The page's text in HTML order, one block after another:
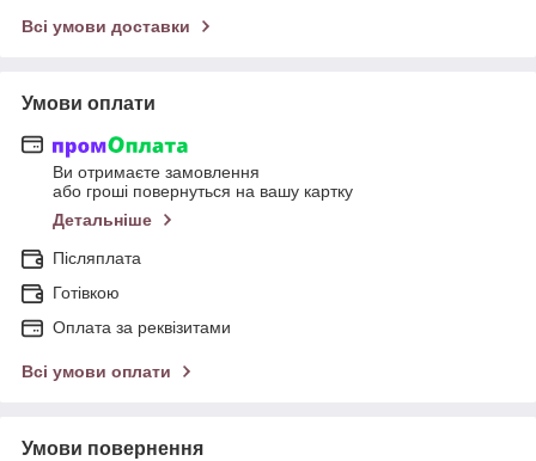
Всі умови доставки
Умови оплати
Ви отримаєте замовлення
або гроші повернуться на вашу картку
Детальніше
Післяплата
Готівкою
Оплата за реквізитами
Всі умови оплати
Умови повернення